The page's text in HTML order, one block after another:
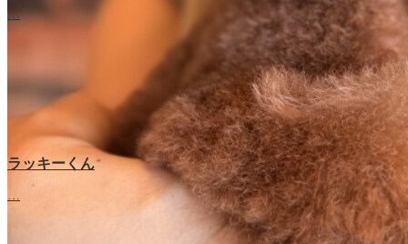
…
ラッキーくん